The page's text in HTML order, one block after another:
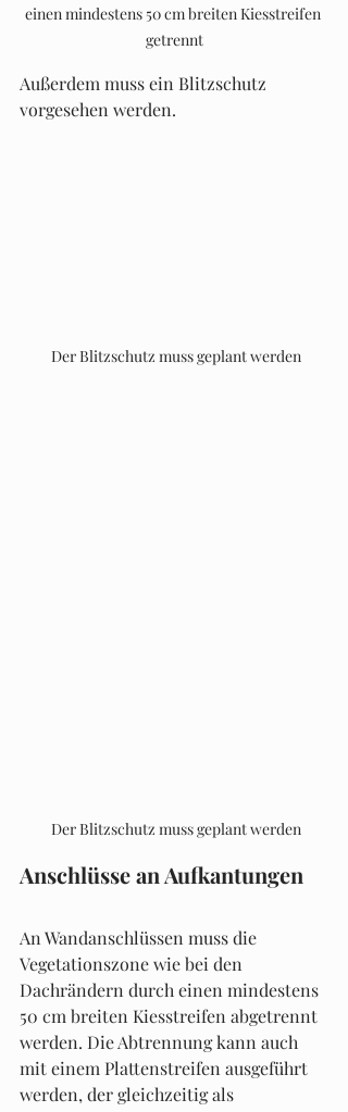
einen mindestens 50 cm breiten Kiesstreifen
getrennt
Außerdem muss ein Blitzschutz
vorgesehen werden.
Der Blitzschutz muss geplant werden
Der Blitzschutz muss geplant werden
Anschlüsse an Aufkantungen
An Wandanschlüssen muss die
Vegetationszone wie bei den
Dachrändern durch einen mindestens
50 cm breiten Kiesstreifen abgetrennt
werden. Die Abtrennung kann auch
mit einem Plattenstreifen ausgeführt
werden, der gleichzeitig als